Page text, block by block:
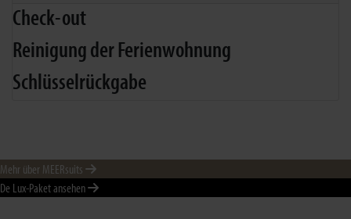
Check-out
Reinigung der Ferienwohnung
Schlüsselrückgabe
Mehr über MEERsuits
De Lux-Paket ansehen